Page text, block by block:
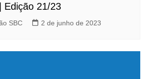
Edição 21/23
SBC 2 de junho de 2023